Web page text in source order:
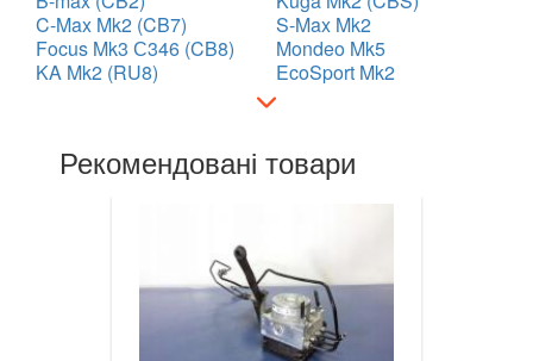
MG
MASERATI
MERCEDES-BENZ
C-Max Mk2 (CB7)
Focus Mk3 С346 (CB8)
KA Mk2 (RU8)
S-Max Mk2
Mondeo Mk5
EcoSport Mk2
Рекомендовані товари